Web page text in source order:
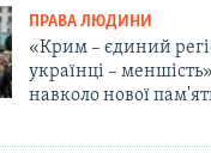
ПРАВА ЛЮДИНИ
«Крим – єдиний
українці –
навколо нової